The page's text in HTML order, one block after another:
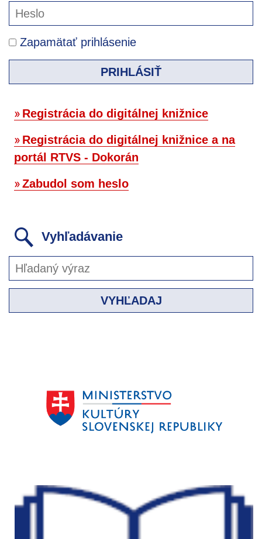
Zapamätať prihlásenie
PRIHLÁSIŤ
Registrácia do digitálnej knižnice
Registrácia do digitálnej knižnice a na
portál RTVS - Dokorán
Zabudol som heslo
Vyhľadávanie
VYHĽADAJ